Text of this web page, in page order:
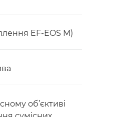
EF-EOS M)
об’єктиві